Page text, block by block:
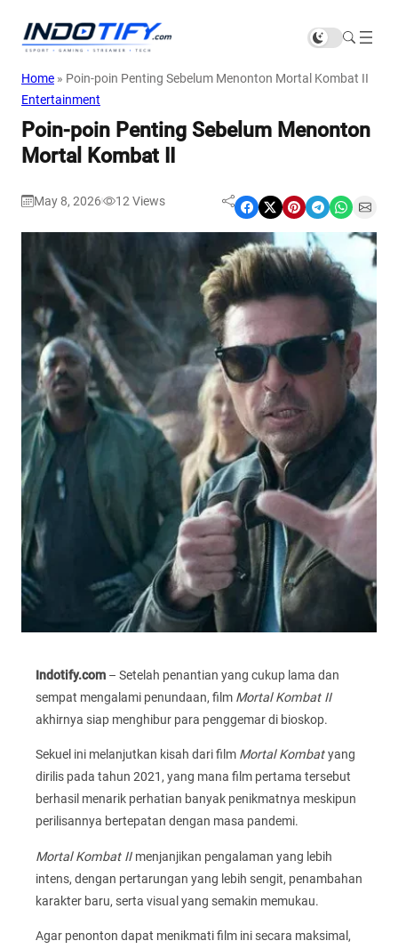
Home » Poin-poin Penting Sebelum Menonton Mortal Kombat II
Entertainment
Poin-poin Penting Sebelum Menonton
Mortal Kombat II
May 8, 2026 12 Views Share on Facebook Share on X Share on Pinterest Share on Telegram Share on WhatsApp Share on Email
Indotify.com – Setelah penantian yang cukup lama dan
sempat mengalami penundaan, film Mortal Kombat II
akhirnya siap menghibur para penggemar di bioskop.
Sekuel ini melanjutkan kisah dari film Mortal Kombatyang
dirilis pada tahun 2021, yang mana film pertama tersebut
berhasil menarik perhatian banyak penikmatnya meskipun
perilisannya bertepatan dengan masa pandemi.
Mortal Kombat II menjanjikan pengalaman yang lebih
intens, dengan pertarungan yang lebih sengit, penambahan
karakter baru, serta visual yang semakin memukau.
Agar penonton dapat menikmati film ini secara maksimal,